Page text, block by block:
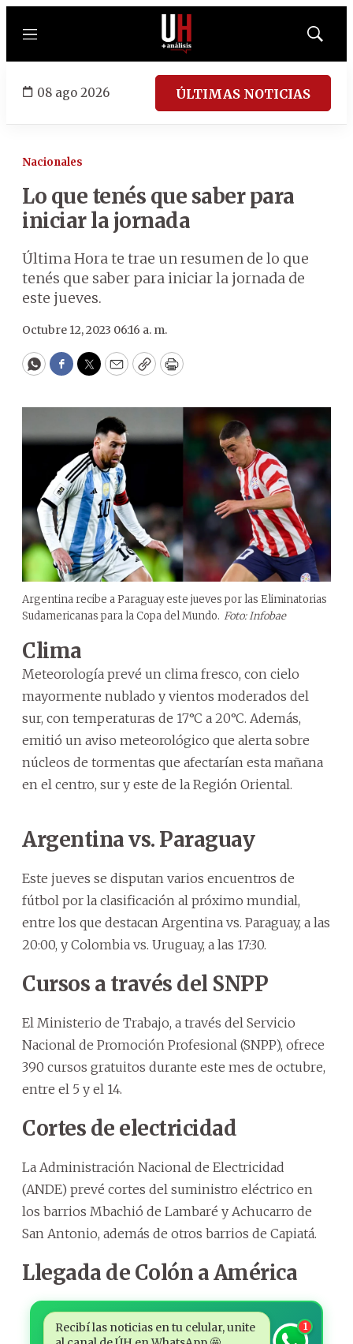
Menú
Mostrar
08 ago 2026 ÚLTIMAS NOTICIAS
Nacionales
Lo que tenés que saber para
iniciar la jornada
Última Hora te trae un resumen de lo que
tenés que saber para iniciar la jornada de
este jueves.
Octubre 12, 2023 06:16 a. m.
WhatsApp
Facebook
Twitter
EmailCopyPrint
Argentina recibe a Paraguay este jueves por las Eliminatorias
Sudamericanas para la Copa del Mundo. Foto: Infobae
Clima
Meteorología prevé un clima fresco, con cielo
mayormente nublado y vientos moderados del
sur, con temperaturas de 17°C a 20°C. Además,
emitió un aviso meteorológico que alerta sobre
núcleos de tormentas que afectarían esta mañana
en el centro, sur y este de la Región Oriental.
Argentina vs. Paraguay
Este jueves se disputan varios encuentros de
fútbol por la clasificación al próximo mundial,
entre los que destacan Argentina vs. Paraguay, a las
20:00, y Colombia vs. Uruguay, a las 17:30.
Cursos a través del SNPP
El Ministerio de Trabajo, a través del Servicio
Nacional de Promoción Profesional (SNPP), ofrece
390 cursos gratuitos durante este mes de octubre,
entre el 5 y el 14.
Cortes de electricidad
La Administración Nacional de Electricidad
(ANDE) prevé cortes del suministro eléctrico en
los barrios Mbachió de Lambaré y Achucarro de
San Antonio, además de otros barrios de Capiatá.
Llegada de Colón a América
Recibí las noticias en tu celular, unite
1